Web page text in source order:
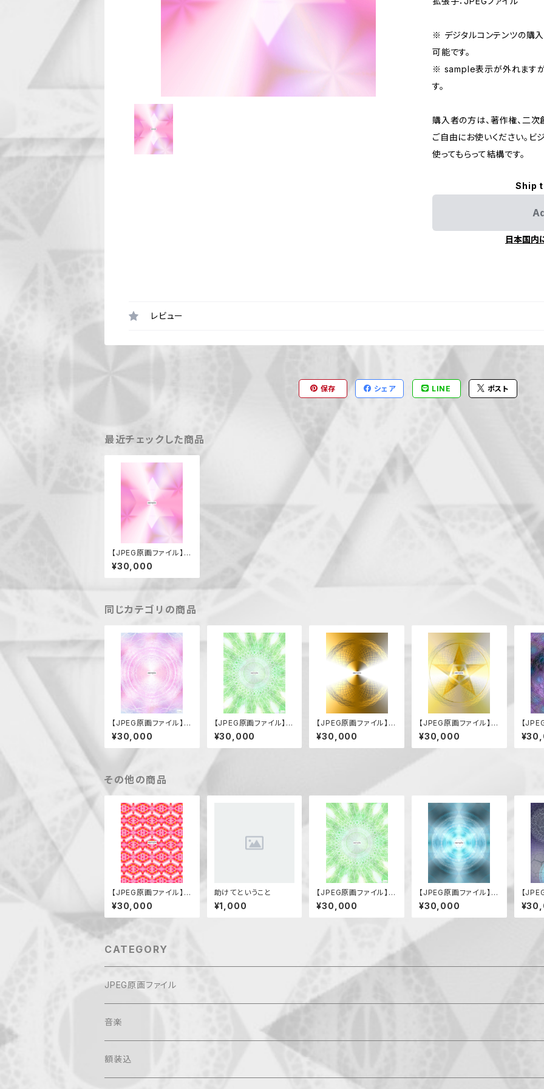
※ デジタルコンテンツの購
可能です。
※ sample表示が外れますが
す。
購入者の方は、著作権、二次
ご自由にお使いください。ビ
使ってもらって結構です。
Ship
日本国内
レビュー
保存 シェア LINE ポスト
最近チェックした商品
【JPEG原画ファイル】思
いやり
¥30,000
同じカテゴリの商品
【JPEG原画ファイル】ア
メノウズメノミコト
¥30,000
【JPEG原画ファイル】サ
ルタビコノカミ
¥30,000
【JPEG原画ファイル】到
来
¥30,000
【JPEG原画ファイル】希
望の到来
¥30,000
【
沌の
その他の商品
【JPEG原画ファイル】ス
ター（注目を浴びる）
¥30,000
助けてということ
¥1,000
【JPEG原画ファイル】サ
ルタビコノカミ
¥30,000
【JPEG原画ファイル】イ
エス・キリスト
¥30,000
【
天使
CATEGORY
JPEG原画ファイル
音楽
額装込